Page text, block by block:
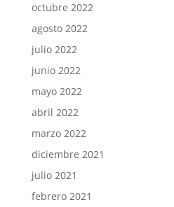
octubre 2022
agosto 2022
julio 2022
junio 2022
mayo 2022
abril 2022
marzo 2022
diciembre 2021
julio 2021
febrero 2021